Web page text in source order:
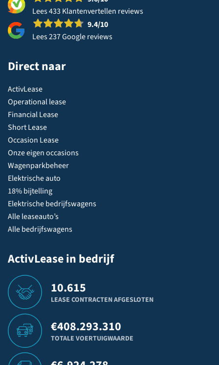
Lees 433 Klantenvertellen reviews
9.4/10
Lees 237 Google reviews
Direct naar
ActivLease
Operational lease
Financial Lease
Short Lease
Occasion Lease
Onze eigen occasions
Wagenparkbeheer
Elektrische auto
18% bijtelling
Elektrische bedrijfswagens
Alle leaseauto’s
Alle bedrijfswagens
ActivLease in bedrijf
10.615
LEASE CONTRACTEN AFGESLOTEN
€408.293.310
TOTALE VOERTUIGWAARDE